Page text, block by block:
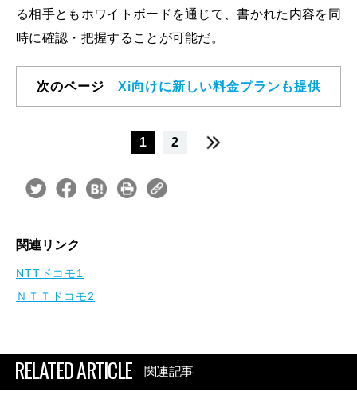
る相手ともホワイトボードを通じて、書かれた内容を同
時に確認・把握することが可能だ。
次のページ Xi向けに新しい料金プランも提供
1 2
関連リンク
NTTドコモ1
ＮＴＴドコモ2
RELATED ARTICLE 関連記事